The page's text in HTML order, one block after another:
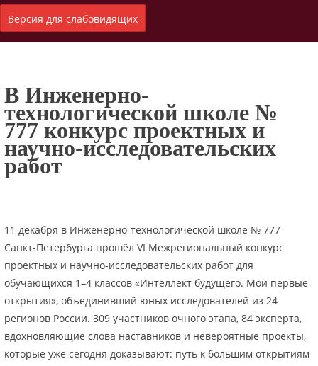
Версия для слабовидящих
В Инженерно-
технологической школе №
777 конкурс проектных и
научно-исследовательских
работ
11 декабря в Инженерно-технологической школе № 777
Санкт-Петербурга прошёл VI Межрегиональный конкурс
проектных и научно-исследовательских работ для
обучающихся 1–4 классов «Интеллект будущего. Мои первые
открытия», объединивший юных исследователей из 24
регионов России. 309 участников очного этапа, 84 эксперта,
вдохновляющие слова наставников и невероятные проекты,
которые уже сегодня доказывают: путь к большим открытиям